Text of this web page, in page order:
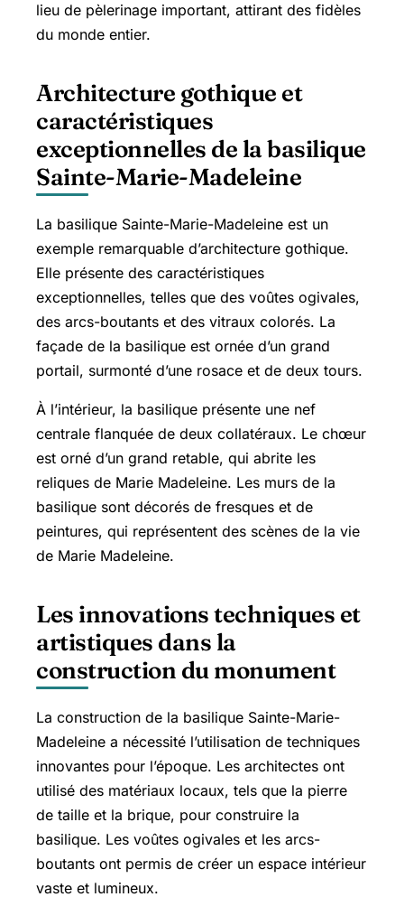
lieu de pèlerinage important, attirant des fidèles
du monde entier.
Architecture gothique et
caractéristiques
exceptionnelles de la basilique
Sainte-Marie-Madeleine
La basilique Sainte-Marie-Madeleine est un
exemple remarquable d’architecture gothique.
Elle présente des caractéristiques
exceptionnelles, telles que des voûtes ogivales,
des arcs-boutants et des vitraux colorés. La
façade de la basilique est ornée d’un grand
portail, surmonté d’une rosace et de deux tours.
À l’intérieur, la basilique présente une nef
centrale flanquée de deux collatéraux. Le chœur
est orné d’un grand retable, qui abrite les
reliques de Marie Madeleine. Les murs de la
basilique sont décorés de fresques et de
peintures, qui représentent des scènes de la vie
de Marie Madeleine.
Les innovations techniques et
artistiques dans la
construction du monument
La construction de la basilique Sainte-Marie-
Madeleine a nécessité l’utilisation de techniques
innovantes pour l’époque. Les architectes ont
utilisé des matériaux locaux, tels que la pierre
de taille et la brique, pour construire la
basilique. Les voûtes ogivales et les arcs-
boutants ont permis de créer un espace intérieur
vaste et lumineux.